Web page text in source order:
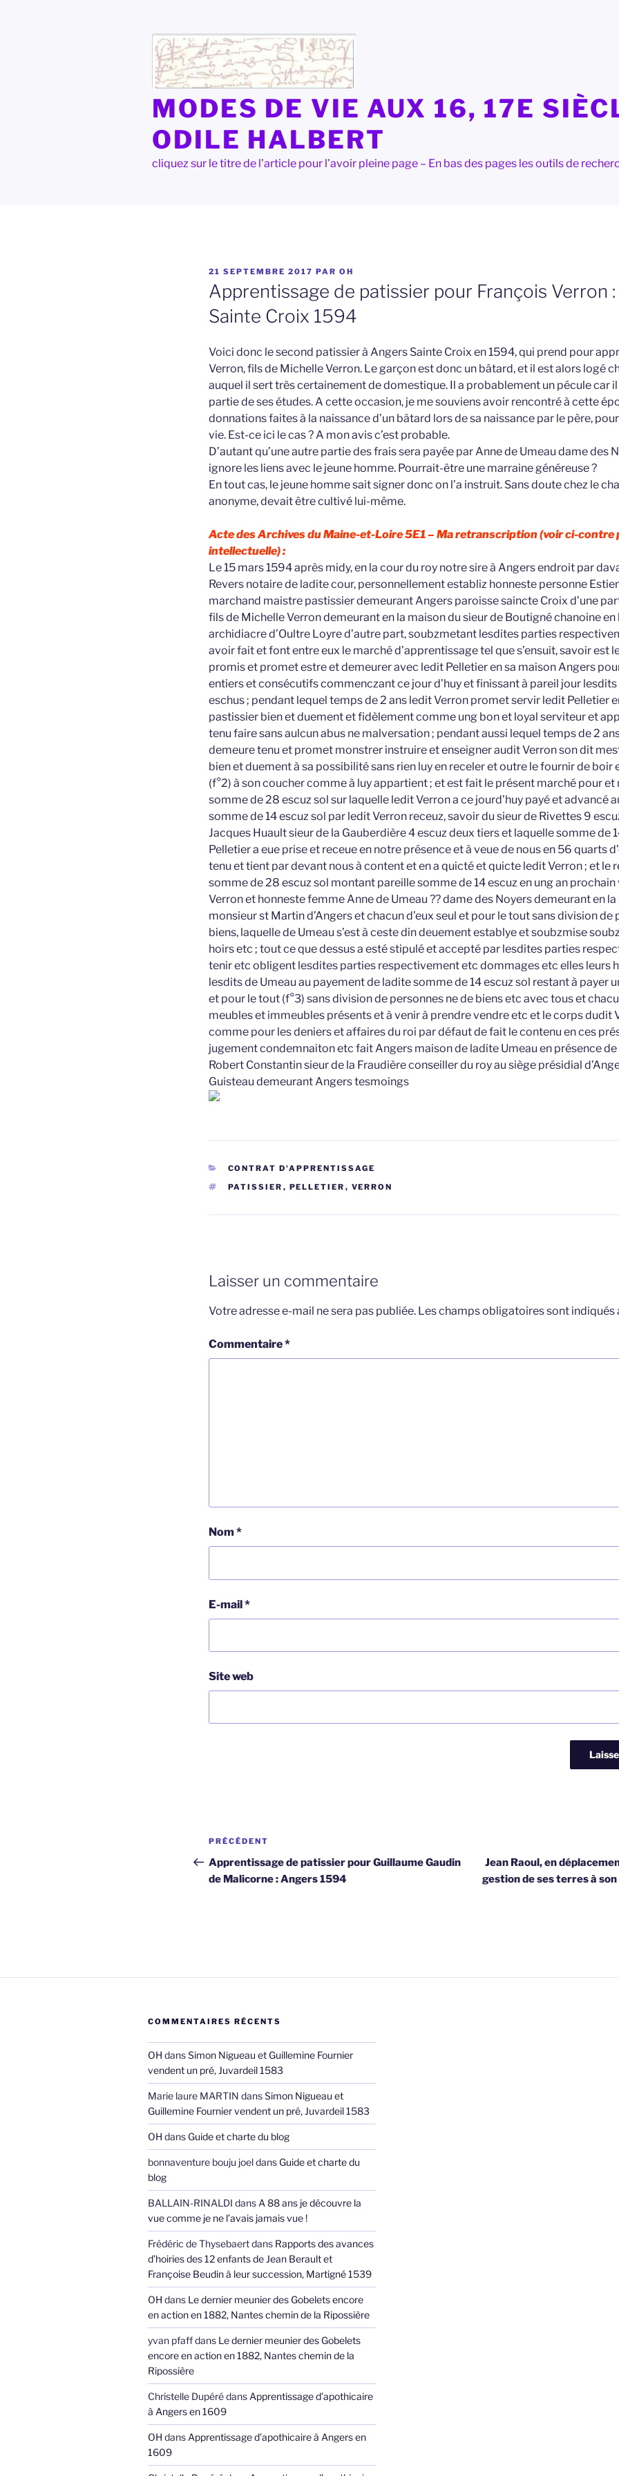
MODES DE VIE AUX 16, 17E
ODILE HALBERT
cliquez sur le titre de l'article pour l'avoir pleine page – En bas des pages les outils de
PUBLIÉ
LE
21 SEPTEMBRE 2017 PAR OH
Apprentissage de patissier pour François Verron
Sainte Croix 1594
Voici donc le second patissier à Angers Sainte Croix en 1594, qui prend pour
Verron, fils de Michelle Verron. Le garçon est donc un bâtard, et il est alors logé
auquel il sert très certainement de domestique. Il a probablement un pécule car
partie de ses études. A cette occasion, je me souviens avoir rencontré à cette
donnations faites à la naissance d’un bâtard lors de sa naissance par le père,
vie. Est-ce ici le cas ? A mon avis c’est probable.
D’autant qu’une autre partie des frais sera payée par Anne de Umeau dame des
ignore les liens avec le jeune homme. Pourrait-être une marraine généreuse ?
En tout cas, le jeune homme sait signer donc on l’a instruit. Sans doute chez le
anonyme, devait être cultivé lui-même.
Acte des Archives du Maine-et-Loire 5E1 – Ma retranscription (voir ci-contre
intellectuelle) :
Le 15 mars 1594 après midy, en la cour du roy notre sire à Angers endroit par
Revers notaire de ladite cour, personnellement establiz honneste personne
marchand maistre pastissier demeurant Angers paroisse saincte Croix d’une
fils de Michelle Verron demeurant en la maison du sieur de Boutigné chanoine en
archidiacre d’Oultre Loyre d’autre part, soubzmetant lesdites parties
avoir fait et font entre eux le marché d’apprentissage tel que s’ensuit, savoir est
promis et promet estre et demeurer avec ledit Pelletier en sa maison Angers
entiers et consécutifs commenczant ce jour d’huy et finissant à pareil jour
eschus ; pendant lequel temps de 2 ans ledit Verron promet servir ledit Pelletier
pastissier bien et duement et fidèlement comme ung bon et loyal serviteur et
tenu faire sans aulcun abus ne malversation ; pendant aussi lequel temps de 2
demeure tenu et promet monstrer instruire et enseigner audit Verron son dit
bien et duement à sa possibilité sans rien luy en receler et outre le fournir de boir
(f°2) à son coucher comme à luy appartient ; et est fait le présent marché pour et
somme de 28 escuz sol sur laquelle ledit Verron a ce jourd’huy payé et advancé
somme de 14 escuz sol par ledit Verron receuz, savoir du sieur de Rivettes 9
Jacques Huault sieur de la Gauberdière 4 escuz deux tiers et laquelle somme de
Pelletier a eue prise et receue en notre présence et à veue de nous en 56 quarts
tenu et tient par devant nous à content et en a quicté et quicte ledit Verron ; et le
somme de 28 escuz sol montant pareille somme de 14 escuz en ung an
Verron et honneste femme Anne de Umeau ?? dame des Noyers demeurant en
monsieur st Martin d’Angers et chacun d’eux seul et pour le tout sans division de
biens, laquelle de Umeau s’est à ceste din deuement establye et soubzmise
hoirs etc ; tout ce que dessus a esté stipulé et accepté par lesdites parties
tenir etc obligent lesdites parties respectivement etc dommages etc elles leurs
lesdits de Umeau au payement de ladite somme de 14 escuz sol restant à payer
et pour le tout (f°3) sans division de personnes ne de biens etc avec tous et
meubles et immeubles présents et à venir à prendre vendre etc et le corps dudit
comme pour les deniers et affaires du roi par défaut de fait le contenu en ces
jugement condemnaiton etc fait Angers maison de ladite Umeau en présence
Robert Constantin sieur de la Fraudière conseiller du roy au siège présidial
Guisteau demeurant Angers tesmoings
CATÉGORIES
CONTRAT D'APPRENTISSAGE
ÉTIQUETTES
PATISSIER , PELLETIER , VERRON
Laisser un commentaire
Votre adresse e-mail ne sera pas publiée. Les champs obligatoires sont indiqués
Commentaire*
Nom *
E-mail*
Site web
Navigation
de
l’article
Article
précédent
PRÉCÉDENT
Apprentissage de patissier pour Guillaume Gaudin
de Malicorne : Angers 1594
Jean Raoul, en
gestion de ses terres à
COMMENTAIRES RÉCENTS
OH dansSimon Nigueau et Guillemine Fournier
vendent un pré, Juvardeil 1583
Marie laure MARTIN dansSimon Nigueau et
Guillemine Fournier vendent un pré, Juvardeil 1583
OH dans Guide et charte du blog
bonnaventure bouju joeldans Guide et charte du
blog
BALLAIN-RINALDI dans A 88 ans je découvre la
vue comme je ne l’avais jamais vue !
Frédéric de Thysebaertdans Rapports des avances
d’hoiries des 12 enfants de Jean Berault et
Françoise Beudin à leur succession, Martigné 1539
OH dans Le dernier meunier des Gobelets encore
en action en 1882, Nantes chemin de la Ripossière
yvan pfaffdans Le dernier meunier des Gobelets
encore en action en 1882, Nantes chemin de la
Ripossière
Christelle Dupérédans Apprentissage d’apothicaire
à Angers en 1609
OH dans Apprentissage d’apothicaire à Angers en
1609